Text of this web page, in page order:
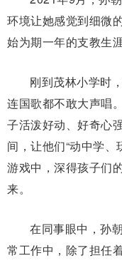
环境让她感觉到细微
始为期一年的支教生涯
刚到茂林小学时
连国歌都不敢大声唱
子活泼好动、好奇心
间，让他们“动中学
游戏中，深得孩子们
来。
在同事眼中，孙
常工作中，除了担任